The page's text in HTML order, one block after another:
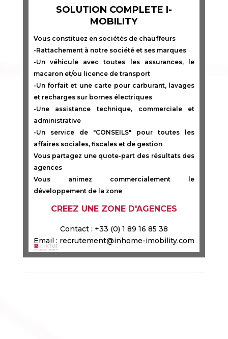
SOLUTION COMPLETE I-
MOBILITY
Vous constituez en sociétés de chauffeurs
-Rattachement à notre société et ses marques
-Un véhicule avec toutes les assurances, le
macaron et/ou licence de transport
-Un forfait et une carte pour carburant, lavages
et recharges sur bornes électriques
-Une assistance technique, commerciale et
administrative
-Un service de "CONSEILS" pour toutes les
affaires sociales, fiscales et de gestion
Vous partagez une quote-part des résultats des
agences
Vous animez commercialement le
développement de la zone
CREEZ UNE ZONE D'AGENCES
Contact : +33 (0) 1 89 16 85 38
Email : recrutement@inhome-imobility.com